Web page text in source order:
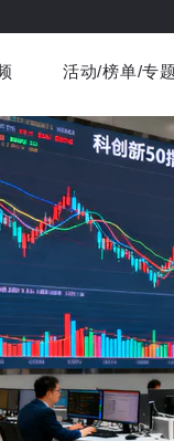
消费 社会文化
音 医疗
视频精选
活动/榜单/专题